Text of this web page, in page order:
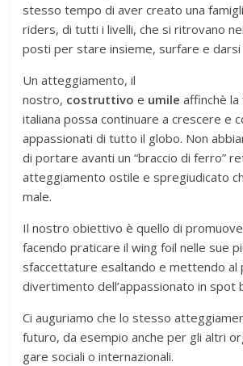
stesso tempo di aver creato una
riders, di tutti i livelli, che si ritrovano
posti per stare insieme, surfare e darsi
Un atteggiamento, il
nostro, costruttivo e umile affinchè
italiana possa continuare a crescere e
appassionati di tutto il globo. Non
di portare avanti un “braccio di ferro”
atteggiamento ostile e spregiudicato
male.
Il nostro obiettivo è quello di
facendo praticare il wing foil nelle sue
sfaccettature esaltando e mettendo al
divertimento dell’appassionato in spot
Ci auguriamo che lo stesso
futuro, da esempio anche per gli altri
gare sociali o internazionali.